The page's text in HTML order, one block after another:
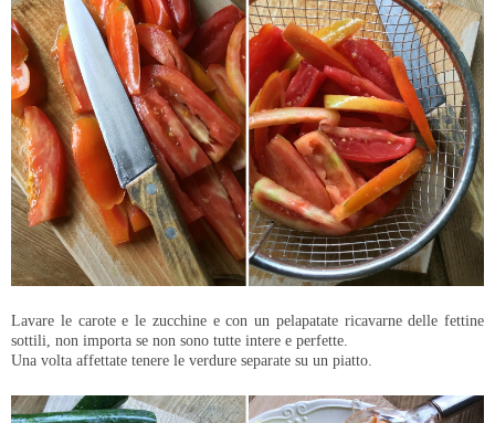
Lavare le carote e le zucchine e con un pelapatate ricavarne delle fettine
sottili, non importa se non sono tutte intere e perfette.
Una volta affettate tenere le verdure separate su un piatto.